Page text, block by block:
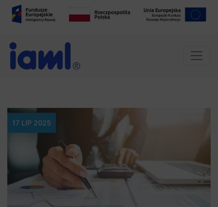
17 LIP 2025